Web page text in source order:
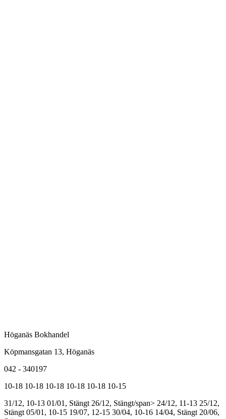
Höganäs Bokhandel
Köpmansgatan 13, Höganäs
042 - 340197
10-18 10-18 10-18 10-18 10-18 10-15
31/12, 10-13 01/01, Stängt 26/12, Stängt/span> 24/12, 11-13 25/12,
Stängt 05/01, 10-15 19/07, 12-15 30/04, 10-16 14/04, Stängt 20/06,